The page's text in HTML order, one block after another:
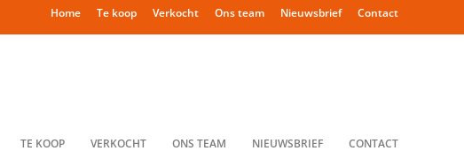
Home Te koop Verkocht Ons team Nieuwsbrief Contact
TE KOOP VERKOCHT ONS TEAM NIEUWSBRIEF CONTACT